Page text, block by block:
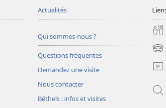
Actualités
Qui sommes-nous ?
Questions fréquentes
Demandez une visite
Nous contacter
Béthels : infos et visites
une